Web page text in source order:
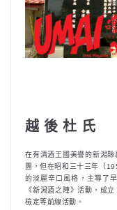
越 後 杜 氏
在有清酒王國美譽的新潟
團，但在昭和三十三年（
的淡麗辛口風格，主導了
《新潟酒之陣》活動，成
檢定等前線活動。